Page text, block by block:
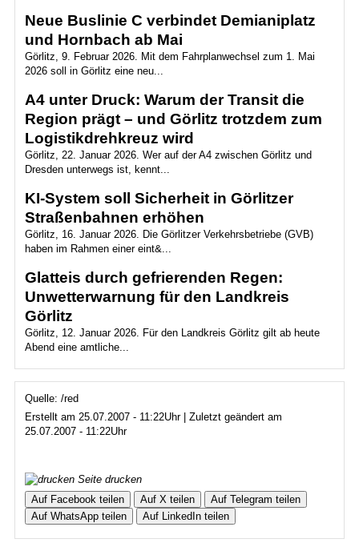
Neue Buslinie C verbindet Demianiplatz
und Hornbach ab Mai
Görlitz, 9. Februar 2026. Mit dem Fahrplanwechsel zum 1. Mai
2026 soll in Görlitz eine neu...
A4 unter Druck: Warum der Transit die
Region prägt – und Görlitz trotzdem zum
Logistikdrehkreuz wird
Görlitz, 22. Januar 2026. Wer auf der A4 zwischen Görlitz und
Dresden unterwegs ist, kennt...
KI-System soll Sicherheit in Görlitzer
Straßenbahnen erhöhen
Görlitz, 16. Januar 2026. Die Görlitzer Verkehrsbetriebe (GVB)
haben im Rahmen einer eint&...
Glatteis durch gefrierenden Regen:
Unwetterwarnung für den Landkreis
Görlitz
Görlitz, 12. Januar 2026. Für den Landkreis Görlitz gilt ab heute
Abend eine amtliche...
Quelle: /red
Erstellt am 25.07.2007 - 11:22Uhr | Zuletzt geändert am
25.07.2007 - 11:22Uhr
Seite drucken
Auf Facebook teilen
Auf X teilen
Auf Telegram teilen
Auf WhatsApp teilen
Auf LinkedIn teilen